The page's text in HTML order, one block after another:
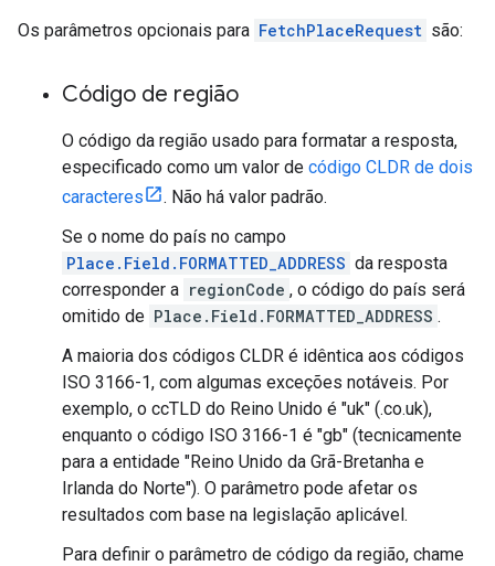
Os parâmetros opcionais para FetchPlaceRequest são:
Código de região
O código da região usado para formatar a resposta,
especificado como um valor de código CLDR de dois
caracteres
. Não há valor padrão.
Se o nome do país no campo
Place.Field.FORMATTED_ADDRESS da resposta
corresponder a regionCode , o código do país será
omitido de Place.Field.FORMATTED_ADDRESS .
A maioria dos códigos CLDR é idêntica aos códigos
ISO 3166-1, com algumas exceções notáveis. Por
exemplo, o ccTLD do Reino Unido é "uk" (.co.uk),
enquanto o código ISO 3166-1 é "gb" (tecnicamente
para a entidade "Reino Unido da Grã-Bretanha e
Irlanda do Norte"). O parâmetro pode afetar os
resultados com base na legislação aplicável.
Para definir o parâmetro de código da região, chame